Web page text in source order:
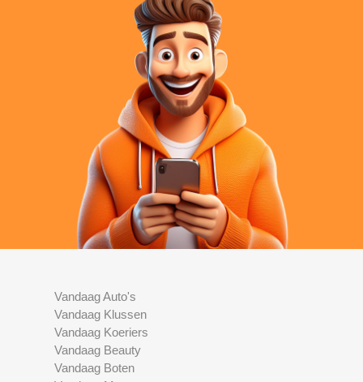
Vandaag Auto's
Vandaag Klussen
Vandaag Koeriers
Vandaag Beauty
Vandaag Boten